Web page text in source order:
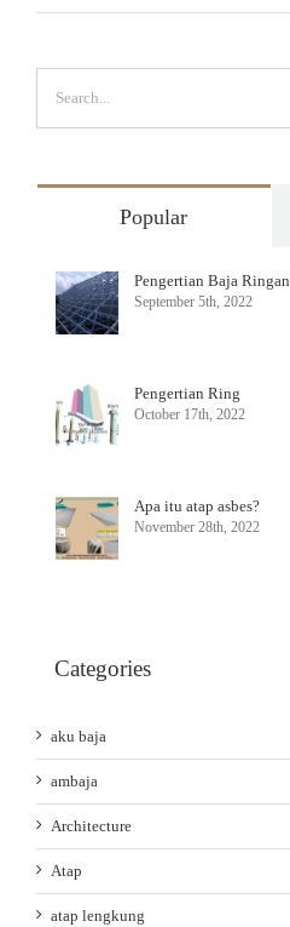
Search
for:
Popular
Pengertian Baja Ringan
September 5th, 2022
Pengertian Ring
October 17th, 2022
Apa itu atap asbes?
November 28th, 2022
Categories
aku baja
ambaja
Architecture
Atap
atap lengkung